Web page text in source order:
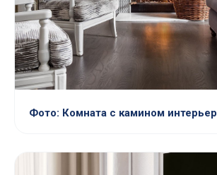
Фото: Комната с камином интерьер